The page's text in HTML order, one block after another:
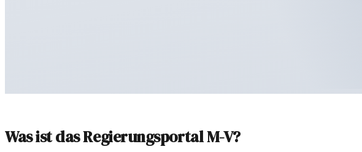
Was ist das Regierungsportal M-V?